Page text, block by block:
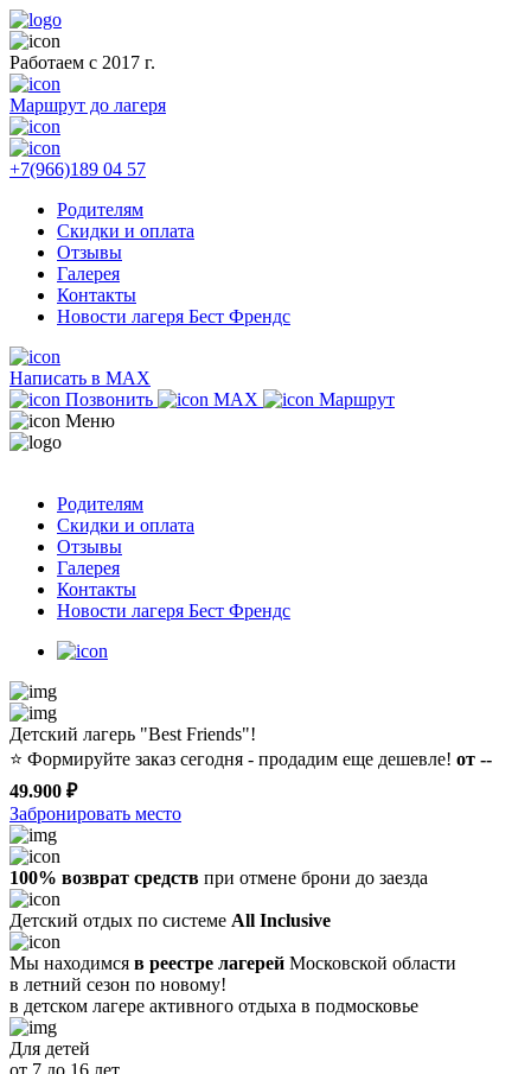
Работаем с 2017 г.
Маршрут до лагеря
+7(966)189 04 57
Родителям
Скидки и оплата
Отзывы
Галерея
Контакты
Новости лагеря Бест Френдс
Написать в MAX
Позвонить
MAX
Маршрут
Меню
Родителям
Скидки и оплата
Отзывы
Галерея
Контакты
Новости лагеря Бест Френдс
Детский лагерь "Best Friends"!
⭐️ Формируйте заказ сегодня - продадим еще дешевле! от --
49.900 ₽
Забронировать место
100% возврат средств при отмене брони до заезда
Детский отдых по системе All Inclusive
Мы находимся в реестре лагерей Московской области
в летний сезон по новому!
в детском лагере активного отдыха в подмосковье
Для детей
от 7 до 16 лет